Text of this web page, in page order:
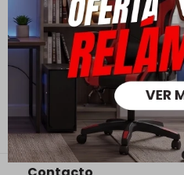
General
Montevideo,
094
Lunes a Viernes de 10:00 a 18:00